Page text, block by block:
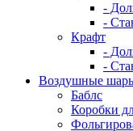
-
-
Крафт
-
-
Воздушные
Баблс
Коробки